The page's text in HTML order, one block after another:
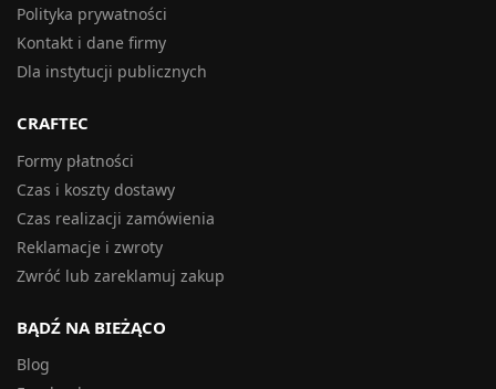
Polityka prywatności
Kontakt i dane firmy
Dla instytucji publicznych
CRAFTEC
Formy płatności
Czas i koszty dostawy
Czas realizacji zamówienia
Reklamacje i zwroty
Zwróć lub zareklamuj zakup
BĄDŹ NA BIEŻĄCO
Blog